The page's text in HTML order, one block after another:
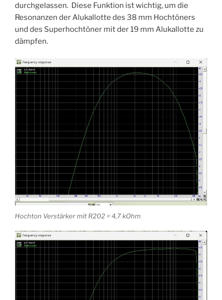
durchgelassen. Diese Funktion ist wichtig, um die
Resonanzen der Alukallotte des 38 mm Hochtöners
und des Superhochtöner mit der 19 mm Alukallotte zu
dämpfen.
Hochton Verstärker mit R202 = 4,7 kOhm